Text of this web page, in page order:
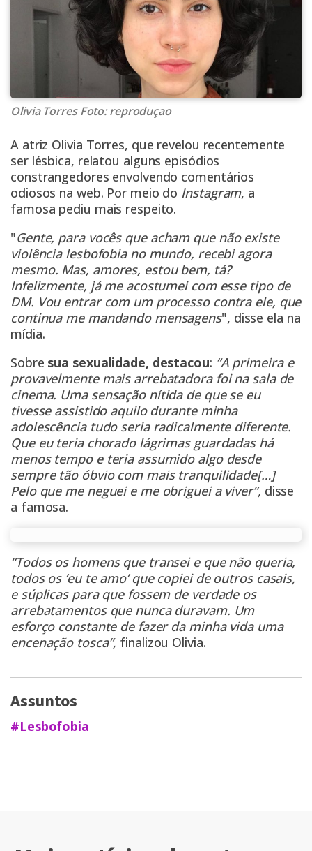
Olivia Torres Foto: reproduçao
A atriz Olivia Torres, que revelou recentemente
ser lésbica, relatou alguns episódios
constrangedores envolvendo comentários
odiosos na web. Por meio do Instagram, a
famosa pediu mais respeito.
"Gente, para vocês que acham que não existe
violência lesbofobia no mundo, recebi agora
mesmo. Mas, amores, estou bem, tá?
Infelizmente, já me acostumei com esse tipo de
DM. Vou entrar com um processo contra ele, que
continua me mandando mensagens", disse ela na
mídia.
Sobre sua sexualidade, destacou: “A primeira e
provavelmente mais arrebatadora foi na sala de
cinema. Uma sensação nítida de que se eu
tivesse assistido aquilo durante minha
adolescência tudo seria radicalmente diferente.
Que eu teria chorado lágrimas guardadas há
menos tempo e teria assumido algo desde
sempre tão óbvio com mais tranquilidade[…]
Pelo que me neguei e me obriguei a viver”, disse
a famosa.
“Todos os homens que transei e que não queria,
todos os ‘eu te amo’ que copiei de outros casais,
e súplicas para que fossem de verdade os
arrebatamentos que nunca duravam. Um
esforço constante de fazer da minha vida uma
encenação tosca”, finalizou Olivia.
Assuntos
#Lesbofobia